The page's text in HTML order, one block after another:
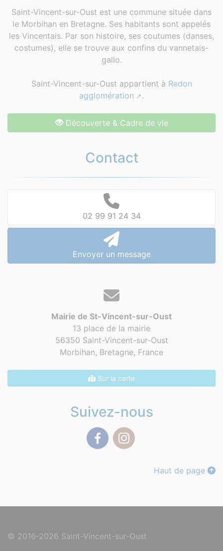
Saint-Vincent-sur-Oust est une commune située dans
le Morbihan en Bretagne. Ses habitants sont appelés
les Vincentais. Par son histoire, ses coutumes (danses,
costumes), elle se trouve aux confins du vannetais-
gallo.
Saint-Vincent-sur-Oust appartient à Redon
agglomération
.
Découverte & Cadre de vie
Contact
02 99 91 24 34
Envoyer un message
Mairie de St-Vincent-sur-Oust
13 place de la mairie
56350 Saint-Vincent-sur-Oust
Morbihan, Bretagne, France
Sur la carte
Suivez-nous
Haut de page
© 2016-2026 Saint-Vincent-sur-Oust